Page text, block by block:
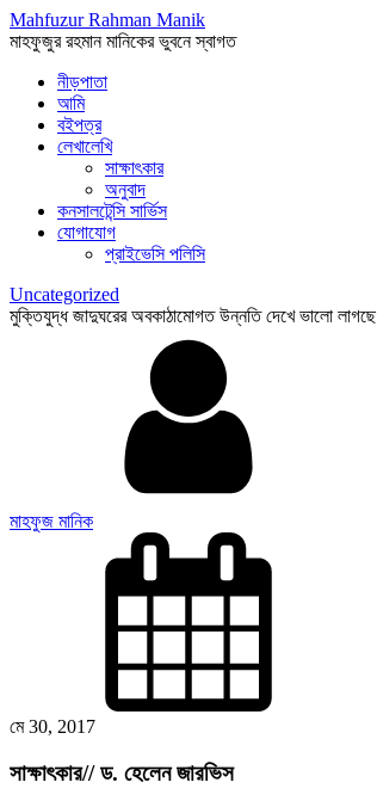
Mahfuzur Rahman Manik
মাহফুজুর রহমান মানিকের ভুবনে স্বাগত
নীড়পাতা
আমি
বইপত্র
লেখালেখি
সাক্ষাৎকার
অনুবাদ
কনসালটেন্সি সার্ভিস
যোগাযোগ
প্রাইভেসি পলিসি
Uncategorized
মুক্তিযুদ্ধ জাদুঘরের অবকাঠামোগত উন্নতি দেখে ভালো লাগছে
মাহফুজ মানিক
মে 30, 2017
সাক্ষাৎকার// ড. হেলেন জারভিস